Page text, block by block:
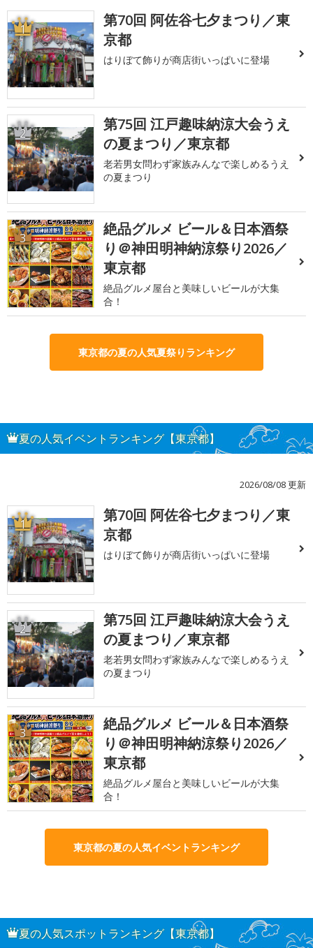
1
第70回 阿佐谷七夕まつり／東
京都
はりぼて飾りが商店街いっぱいに登場
2
第75回 江戸趣味納涼大会うえ
の夏まつり／東京都
老若男女問わず家族みんなで楽しめるうえ
の夏まつり
3
絶品グルメ ビール＆日本酒祭
り＠神田明神納涼祭り2026／
東京都
絶品グルメ屋台と美味しいビールが大集
合！
東京都の夏の人気夏祭りランキング
夏の人気イベントランキング【東京都】
2026/08/08 更新
1
第70回 阿佐谷七夕まつり／東
京都
はりぼて飾りが商店街いっぱいに登場
2
第75回 江戸趣味納涼大会うえ
の夏まつり／東京都
老若男女問わず家族みんなで楽しめるうえ
の夏まつり
3
絶品グルメ ビール＆日本酒祭
り＠神田明神納涼祭り2026／
東京都
絶品グルメ屋台と美味しいビールが大集
合！
東京都の夏の人気イベントランキング
夏の人気スポットランキング【東京都】